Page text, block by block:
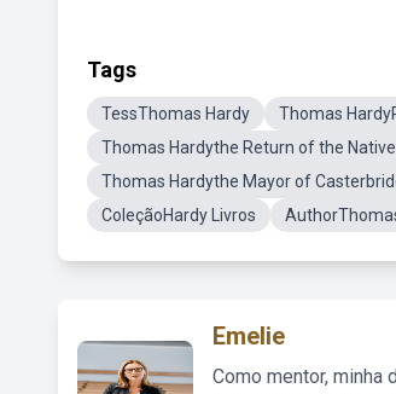
Tags
TessThomas Hardy Thomas
Thomas Hardythe Return of the Native
Thomas Hardythe Mayor of
ColeçãoHardy Livros
Emelie
Como mentor, minha